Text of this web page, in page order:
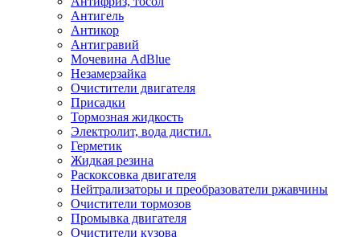
Антигель
Антикор
Антигравий
Мочевина AdBlue
Незамерзайка
Очистители двигателя
Присадки
Тормозная жидкость
Электролит, вода дистил.
Герметик
Жидкая резина
Раскоксовка двигателя
Нейтрализаторы и преобразователи ржавчины
Очистители тормозов
Промывка двигателя
Очистители кузова